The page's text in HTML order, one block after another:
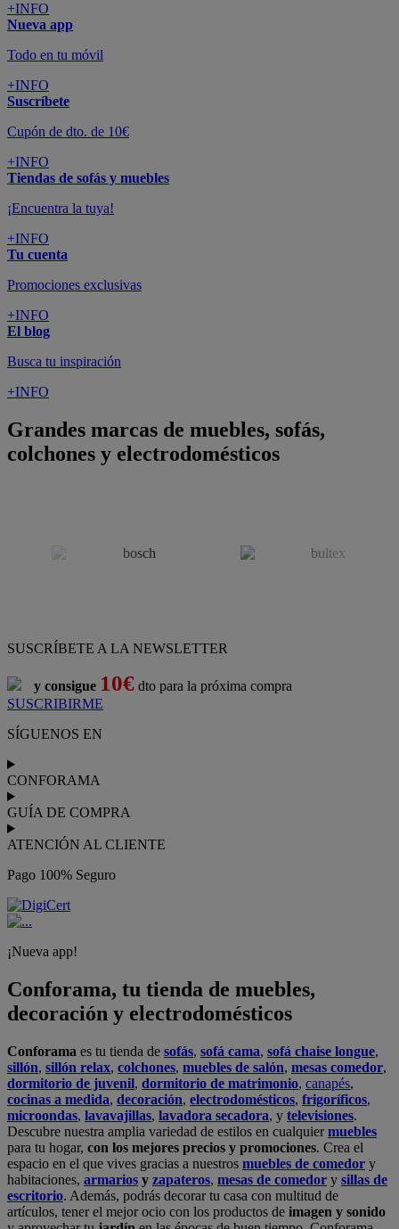
+INFO
Nueva app
Todo en tu móvil
+INFO
Suscríbete
Cupón de dto. de 10€
+INFO
Tiendas de sofás y muebles
¡Encuentra la tuya!
+INFO
Tu cuenta
Promociones exclusivas
+INFO
El blog
Busca tu inspiración
+INFO
Grandes marcas de muebles, sofás,
colchones y electrodomésticos
SUSCRÍBETE A LA NEWSLETTER
y consigue 10€ dto para la próxima compra
SUSCRIBIRME
SÍGUENOS EN
CONFORAMA
GUÍA DE COMPRA
ATENCIÓN AL CLIENTE
Pago 100% Seguro
¡Nueva app!
Conforama, tu tienda de muebles,
decoración y electrodomésticos
Conforama es tu tienda de sofás, sofá cama, sofá chaise longue,
sillón, sillón relax, colchones, muebles de salón, mesas comedor,
dormitorio de juvenil, dormitorio de matrimonio, canapés,
cocinas a medida, decoración, electrodomésticos, frigoríficos,
microondas, lavavajillas, lavadora secadora, y televisiones.
Descubre nuestra amplia variedad de estilos en cualquiermuebles
para tu hogar, con los mejores precios y promociones. Crea el
espacio en el que vives gracias a nuestros muebles de comedor y
habitaciones, armarios y zapateros, mesas de comedor y sillas de
escritorio. Además, podrás decorar tu casa con multitud de
artículos, tener el mejor ocio con los productos de imagen y sonido